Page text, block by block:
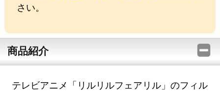
さい。
商品紹介
テレビアニメ「リルリルフェアリル」のフィル